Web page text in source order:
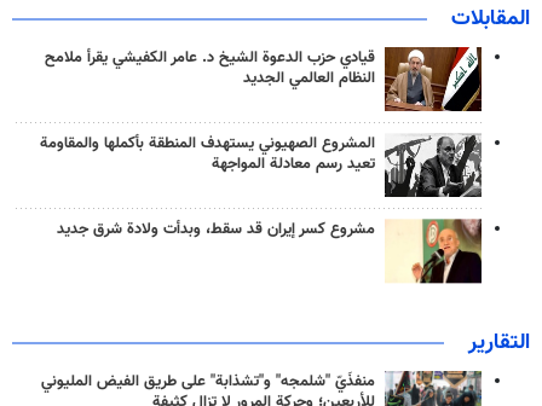
المقابلات
قيادي حزب الدعوة الشيخ د. عامر الكفيشي يقرأ ملامح
النظام العالمي الجديد
المشروع الصهيوني يستهدف المنطقة بأكملها والمقاومة
تعيد رسم معادلة المواجهة
مشروع كسر إيران قد سقط، وبدأت ولادة شرق جديد
التقارير
منفذَيّ "شلمجه" و"تشذابة" على طريق الفيض المليوني